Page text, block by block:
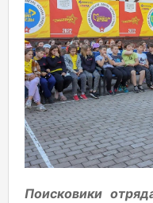
Поисковики